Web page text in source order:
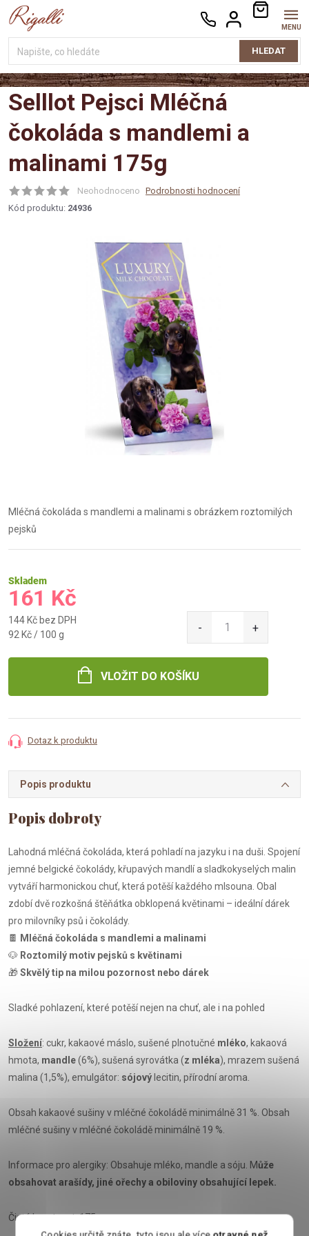
Přejít
na
HLEDAT
NÁKUPNÍ
KOŠÍK
Selllot Pejsci Mléčná
čokoláda s mandlemi a
malinami 175g
Neohodnoceno Podrobnosti hodnocení
Kód produktu: 24936
Mléčná čokoláda s mandlemi a malinami s obrázkem roztomilých
pejsků
Skladem
161 Kč
144 Kč bez DPH
Měrná
92 Kč / 100 g
VLOŽIT DO KOŠÍKU
Dotaz k produktu
Popis produktu
Lahodná mléčná čokoláda, která pohladí na jazyku i na duši. Spojení
jemné belgické čokolády, křupavých mandlí a sladkokyselých malin
vytváří harmonickou chuť, která potěší každého mlsouna. Obal
zdobí dvě rozkošná štěňátka obklopená květinami – ideální dárek
pro milovníky psů i čokolády.
🍫 Mléčná čokoláda s mandlemi a malinami
🐶 Roztomilý motiv pejsků s květinami
🎁 Skvělý tip na milou pozornost nebo dárek
Sladké pohlazení, které potěší nejen na chuť, ale i na pohled
Složení: cukr, kakaové máslo, sušené plnotučné mléko, kakaová
hmota, mandle(6%), sušená syrovátka (z mléka), mrazem sušená
malina (1,5%), emulgátor: sójový lecitin, přírodní aroma.
Obsah kakaové sušiny v mléčné čokoládě minimálně 31 %. Obsah
mléčné sušiny v mléčné čokoládě minimálně 19 %.
Informace pro alergiky: Obsahuje mléko, mandle a sóju. Může
obsahovat arašídy, jiné ořechy a obiloviny obsahující lepek.
Čistá hmotnost: 175 g